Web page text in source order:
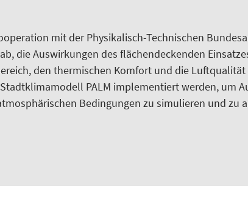
mit der Physikalisch-Technischen
die Auswirkungen des flächendeckenden
den thermischen Komfort und die
PALM implementiert werden, um
Bedingungen zu simulieren und zu